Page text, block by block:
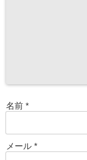
名前 *
メール *